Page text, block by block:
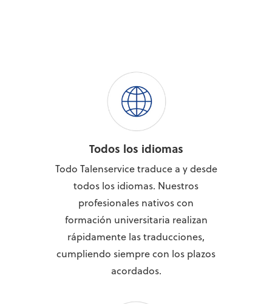
Todos los idiomas
Todo Talenservice traduce a y desde
todos los idiomas. Nuestros
profesionales nativos con
formación universitaria realizan
rápidamente las traducciones,
cumpliendo siempre con los plazos
acordados.